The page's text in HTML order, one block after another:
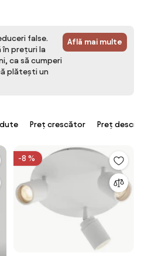
false.
prețuri la
ca să cumperi
plătești un
Află mai multe
Preț crescător Preț
-8 %